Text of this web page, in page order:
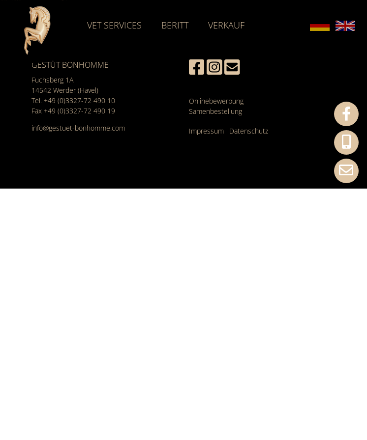
VET SERVICES BERITT VERKAUF
GESTÜT BONHOMME
Fuchsberg 1A
14542 Werder (Havel)
Tel. +49 (0)3327-72 490 10
Fax +49 (0)3327-72 490 19
info@gestuet-bonhomme.com
Onlinebewerbung
Samenbestellung
Impressum Datenschutz